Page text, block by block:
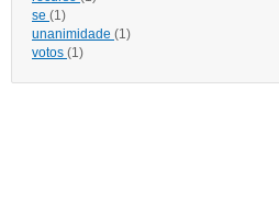
se (1)
unanimidade (1)
votos (1)